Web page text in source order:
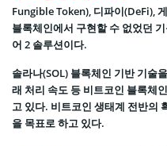
Fungible Token), 디파이(DeFi),
블록체인에서 구현할 수 없었던
어 2 솔루션이다.
솔라나(SOL) 블록체인 기반 기술
래 처리 속도 등 비트코인 블록체
고 있다. 비트코인 생태계 전반의
을 목표로 하고 있다.